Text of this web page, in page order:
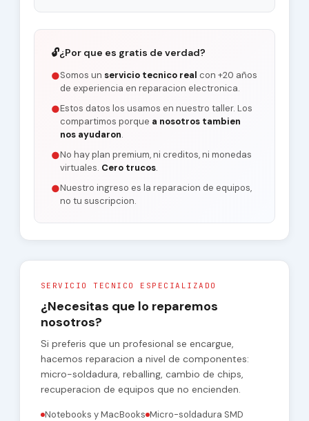
🔓¿Por que es gratis de verdad?
●Somos un servicio tecnico real con +20 años
de experiencia en reparacion electronica.
●Estos datos los usamos en nuestro taller. Los
compartimos porque a nosotros tambien
nos ayudaron.
●No hay plan premium, ni creditos, ni monedas
virtuales. Cero trucos.
●Nuestro ingreso es la reparacion de equipos,
no tu suscripcion.
SERVICIO TECNICO ESPECIALIZADO
¿Necesitas que lo reparemos
nosotros?
Si preferis que un profesional se encargue,
hacemos reparacion a nivel de componentes:
micro-soldadura, reballing, cambio de chips,
recuperacion de equipos que no encienden.
Notebooks y MacBooks Micro-soldadura SMD